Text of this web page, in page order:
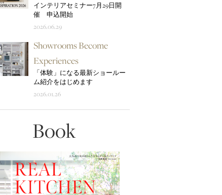
インテリアセミナー7月29日開
催 申込開始
2026.06.29
Showrooms Become
Experiences
「体験」になる最新ショールー
ム紹介をはじめます
2026.01.26
Book